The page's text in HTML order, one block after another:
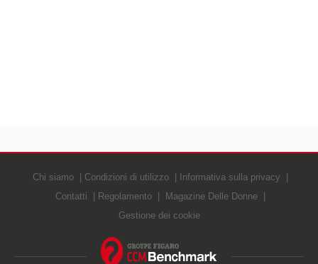
Chi siamo Condizioni di utilizzo
Informativa sulla privacy
Contatti
Regolamento
Magazine Delle Donne
Gestione dei cookie